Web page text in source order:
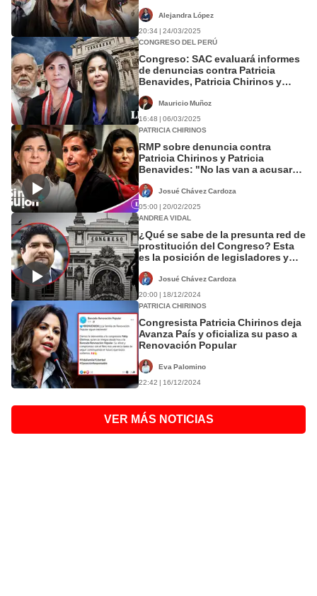
Alejandra López
20:34 | 24/03/2025
CONGRESO DEL PERÚ
Congreso: SAC evaluará informes
de denuncias contra Patricia
Benavides, Patricia Chirinos y
sueldo"Mauricio Muñoz
16:48 | 06/03/2025
PATRICIA CHIRINOS
RMP sobre denuncia contra
Patricia Chirinos y Patricia
Benavides: "No las van a acusar
Josué Chávez Cardoza
05:00 | 20/02/2025
ANDREA VIDAL
¿Qué se sabe de la presunta red de
prostitución del Congreso? Esta
es la posición de legisladores y
Josué Chávez Cardoza
20:00 | 18/12/2024
PATRICIA CHIRINOS
Congresista Patricia Chirinos deja
Avanza País y oficializa su paso a
Renovación Popular
Eva Palomino
22:42 | 16/12/2024
VER MÁS NOTICIAS